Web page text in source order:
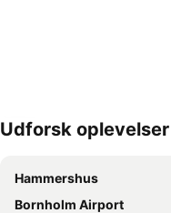
Udvid kort
Udforsk
Hammershus
Bornholm Airport